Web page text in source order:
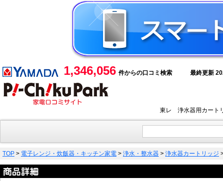
1,346,056 件からの口コミ検索 最終更新
東レ 浄水器用カート
TOP > 電子レンジ・炊飯器・キッチン家電 > 浄水・整水器 > 浄水器カートリッジ